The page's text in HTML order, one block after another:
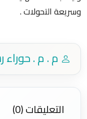
وسريعة التحولات .
م . م .
التعليقات (0)